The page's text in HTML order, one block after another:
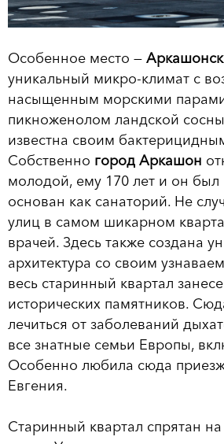
Особенное место —
уникальный микро-климат с
насыщенным морскими
пикноженолом ландской
известна своим
Собственно город Аркашон
молодой, ему 170 лет и он был
основан как санаторий. Не
улиц в самом шикарном
врачей. Здесь также создана
архитектура со своим
весь старинный квартал
исторических памятников.
лечиться от заболеваний
все знатные семьи Европы,
Особенно любила сюда
Евгения.
Старинный квартал спрятан